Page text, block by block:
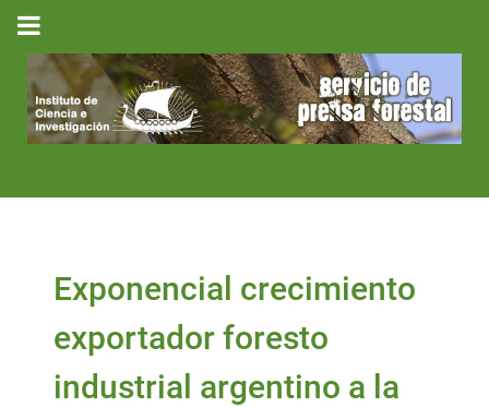
Exponencial crecimiento
exportador foresto
industrial argentino a la